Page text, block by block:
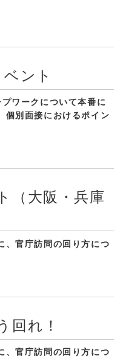
ント
ワークについて本番に
個別面接におけるポイン
（大阪・兵庫
、官庁訪問の回り方につ
回れ！
、官庁訪問の回り方につ